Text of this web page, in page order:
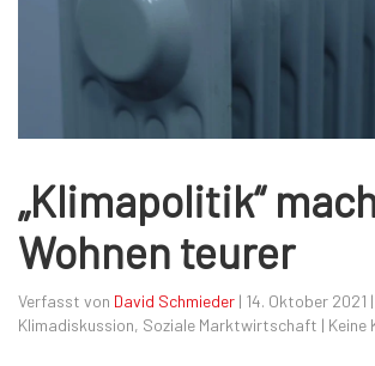
„Klimapolitik“
Wohnen teurer
Verfasst von David Schmieder | 14. Oktober 2021 |
Klimadiskussion, Soziale Marktwirtschaft | Keine